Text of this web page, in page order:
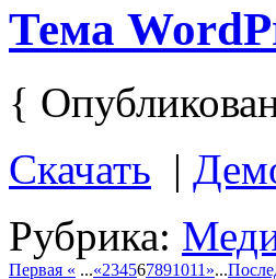
Тема
{
Скачать |
Рубрика:
Первая « ...«234567891011 »...